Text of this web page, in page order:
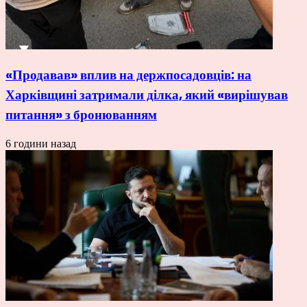
«Продавав» вплив на держпосадовців: на
Харківщині затримали ділка, який «вирішував
питання» з бронюванням
6 години назад